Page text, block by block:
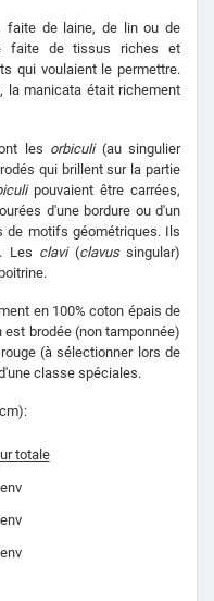
faite de laine, de lin ou de
faite de tissus riches et
qui voulaient le permettre.
la manicata était richement
les orbiculi(au singulier
qui brillent sur la partie
pouvaient être carrées,
d'une bordure ou d'un
de motifs géométriques. Ils
Les clavi(clavussingular)
en 100% coton épais de
brodée (non tamponnée)
(à sélectionner lors de
classe spéciales.
totale